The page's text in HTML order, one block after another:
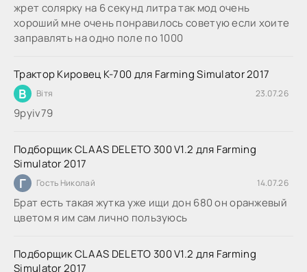
жрет солярку на 6 секунд литра так мод очень
хороший мне очень понравилось советую если хоите
заправлять на одно поле по 1000
Трактор Кировец К-700 для Farming Simulator 2017
В Вітя 23.07.26
9руіv79
Подборщик CLAAS DELETO 300 V1.2 для Farming
Simulator 2017
Г Гость Николай 14.07.26
Брат есть такая жутка уже ищи дон 680 он оранжевый
цветом я им сам лично пользуюсь
Подборщик CLAAS DELETO 300 V1.2 для Farming
Simulator 2017